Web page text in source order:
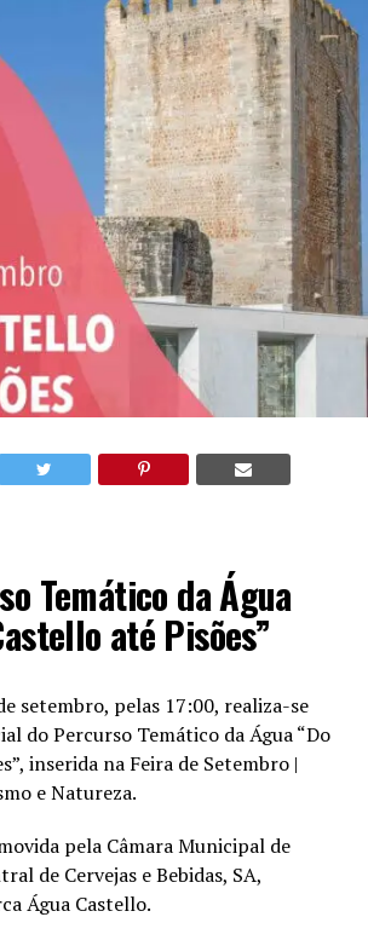
Temático da Água
até Pisões”
setembro, pelas 17:00, realiza-se
do Percurso Temático da Água “Do
inserida na Feira de Setembro |
e Natureza.
pela Câmara Municipal de
de Cervejas e Bebidas, SA,
Água Castello.